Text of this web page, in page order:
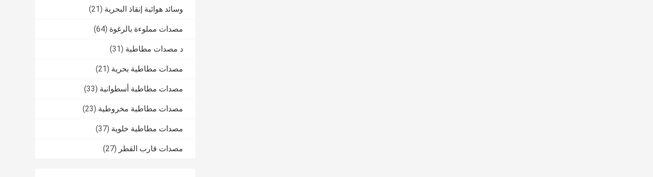
وسائد هوائية إنقاذ البحرية (21)
مصدات مملوءة بالرغوة (64)
د مصدات مطاطية (31)
مصدات مطاطية بحرية (21)
مصدات مطاطية أسطوانية (33)
مصدات مطاطية مخروطية (23)
مصدات مطاطية خلوية (37)
مصدات قارب القطر (27)